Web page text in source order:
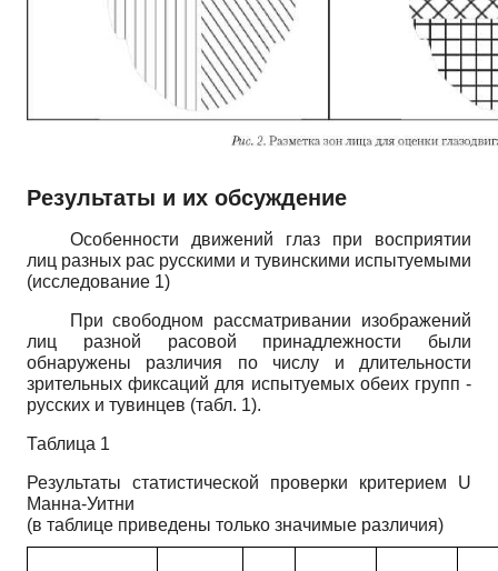
Результаты и их обсуждение
Особенности движений глаз при восприятии
лиц разных рас русскими и тувинскими испытуемыми
(исследование 1)
При свободном рассматривании изображений
лиц разной расовой принадлежности были
обнаружены различия по числу и длительности
зрительных фиксаций для испытуемых обеих групп -
русских и тувинцев (табл. 1).
Таблица 1
Результаты статистической проверки критерием U
Манна-Уитни
(в таблице приведены только значимые различия)